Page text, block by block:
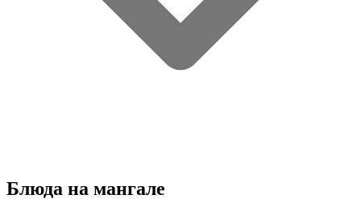
Блюда на мангале